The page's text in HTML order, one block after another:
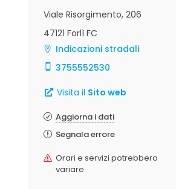
Viale Risorgimento, 206
47121 Forlì FC
Indicazioni stradali
3755552530
Visita il Sito web
Aggiorna i dati
Segnala errore
Orari e servizi potrebbero
variare